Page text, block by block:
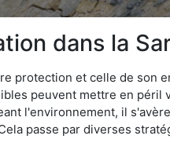
dans la
protection et celle de son
peuvent mettre en péril
l'environnement, il
passe par diverses